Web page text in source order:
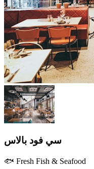
سي فود بالاس
🐟 Fresh Fish & Seafood